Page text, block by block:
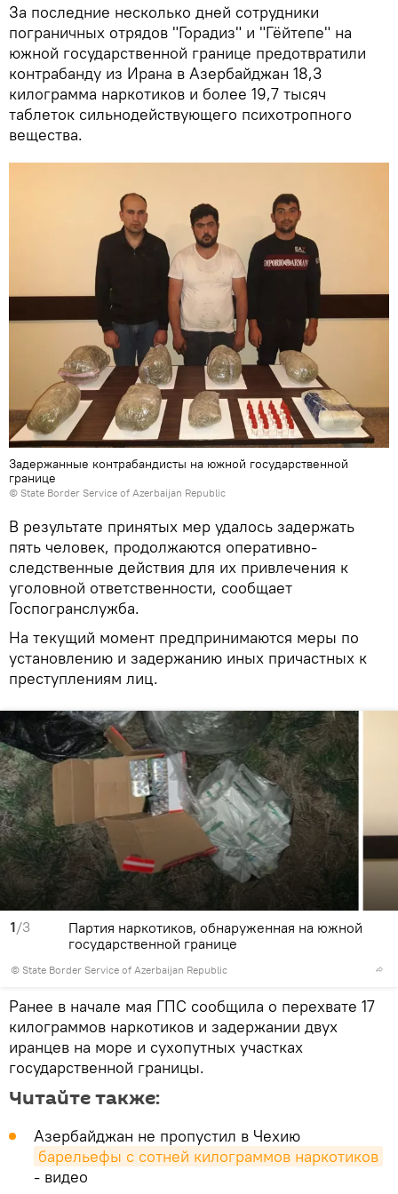
За последние несколько дней сотрудники
пограничных отрядов "Горадиз" и "Гёйтепе" на
южной государственной границе предотвратили
контрабанду из Ирана в Азербайджан 18,3
килограмма наркотиков и более 19,7 тысяч
таблеток сильнодействующего психотропного
вещества.
Задержанные контрабандисты на южной государственной
границе
© State Border Service of Azerbaijan Republic
В результате принятых мер удалось задержать
пять человек, продолжаются оперативно-
следственные действия для их привлечения к
уголовной ответственности, сообщает
Госпогранслужба.
На текущий момент предпринимаются меры по
установлению и задержанию иных причастных к
преступлениям лиц.
1/3
© State Border Service of Azerbaijan Republic
Партия наркотиков, обнаруженная на южной
государственной границе
Ранее в начале мая ГПС сообщила о перехвате 17
килограммов наркотиков и задержании двух
иранцев на море и сухопутных участках
государственной границы.
Читайте также:
Азербайджан не пропустил в Чехию
барельефы с сотней килограммов наркотиков
- видео